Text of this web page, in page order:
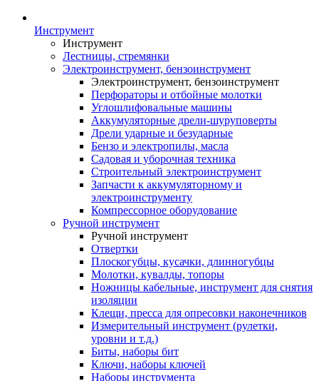
Инструмент
Инструмент
Лестницы, стремянки
Электроинструмент, бензоинструмент
Электроинструмент, бензоинструмент
Перфораторы и отбойные молотки
Углошлифовальные машины
Аккумуляторные дрели-шуруповерты
Дрели ударные и безударные
Бензо и электропилы, масла
Садовая и уборочная техника
Строительный электроинструмент
Запчасти к аккумуляторному и
электроинструменту
Компрессорное оборудование
Ручной инструмент
Ручной инструмент
Отвертки
Плоскогубцы, кусачки, длинногубцы
Молотки, кувалды, топоры
Ножницы кабельные, инструмент для снятия
изоляции
Клещи, пресса для опресовки наконечников
Измерительный инструмент (рулетки,
уровни и т.д.)
Биты, наборы бит
Ключи, наборы ключей
Наборы инструмента